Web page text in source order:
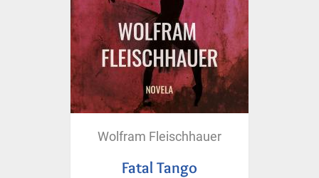
Wolfram Fleischhauer
Fatal Tango